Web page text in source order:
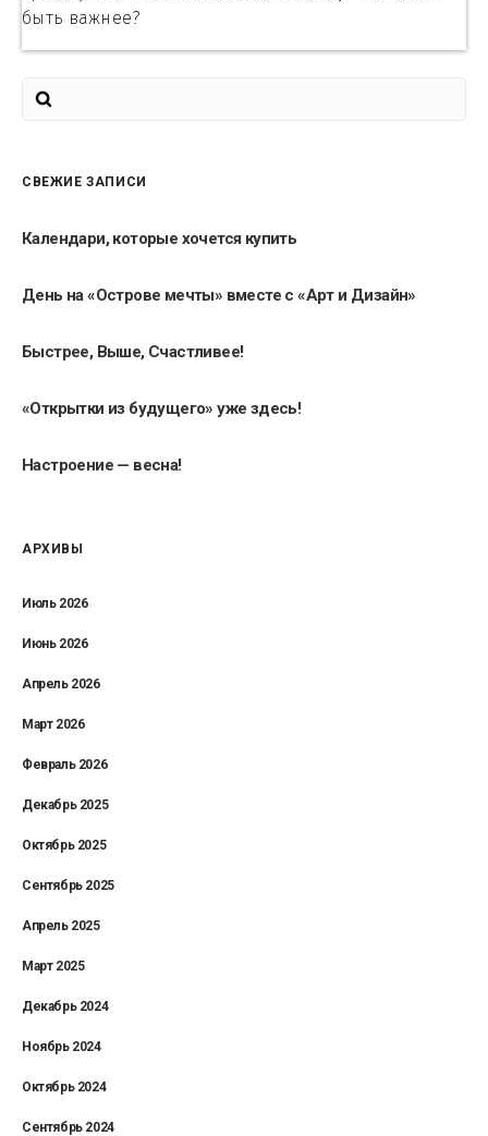
быть важнее?
СВЕЖИЕ ЗАПИСИ
Календари, которые хочется купить
День на «Острове мечты» вместе с «Арт и Дизайн»
Быстрее, Выше, Счастливее!
«Открытки из будущего» уже здесь!
Настроение — весна!
АРХИВЫ
Июль 2026
Июнь 2026
Апрель 2026
Март 2026
Февраль 2026
Декабрь 2025
Октябрь 2025
Сентябрь 2025
Апрель 2025
Март 2025
Декабрь 2024
Ноябрь 2024
Октябрь 2024
Сентябрь 2024